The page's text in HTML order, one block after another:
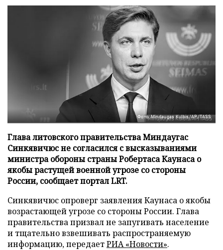
Фото: Mindaugas Kulbis/AP/TASS
Глава литовского правительства Миндаугас
Синкявичюс не согласился с высказываниями
министра обороны страны Робертаса Каунаса о
якобы растущей военной угрозе со стороны
России, сообщает портал LRT.
Синкявичюс опроверг заявления Каунаса о якобы
возрастающей угрозе со стороны России. Глава
правительства призвал не запугивать население
и тщательно взвешивать распространяемую
информацию, передаетРИА «Новости».